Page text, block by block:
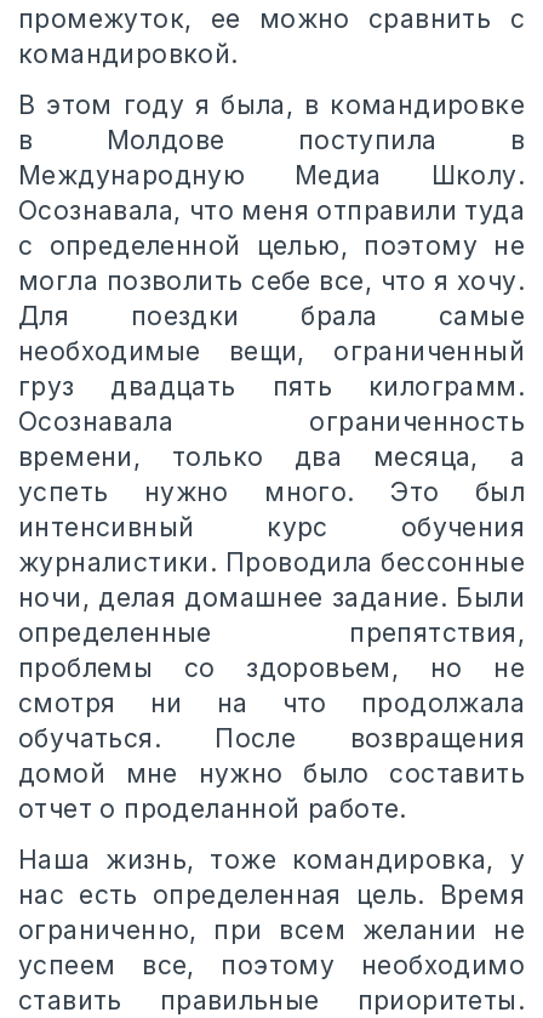
промежуток, ее можно сравнить с
командировкой.
В этом году я была, в командировке
в Молдове поступила в
Международную Медиа Школу.
Осознавала, что меня отправили туда
с определенной целью, поэтому не
могла позволить себе все, что я хочу.
Для поездки брала самые
необходимые вещи, ограниченный
груз двадцать пять килограмм.
Осознавала ограниченность
времени, только два месяца, а
успеть нужно много. Это был
интенсивный курс обучения
журналистики. Проводила бессонные
ночи, делая домашнее задание. Были
определенные препятствия,
проблемы со здоровьем, но не
смотря ни на что продолжала
обучаться. После возвращения
домой мне нужно было составить
отчет о проделанной работе.
Наша жизнь, тоже командировка, у
нас есть определенная цель. Время
ограниченно, при всем желании не
успеем все, поэтому необходимо
ставить правильные приоритеты.